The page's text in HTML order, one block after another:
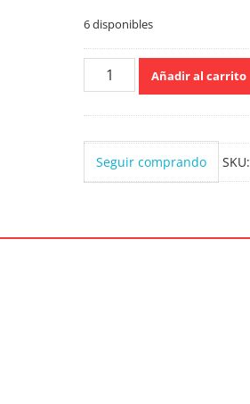
6 disponibles
Lovyc
Toallitas
Sensible
cantidad
Añadir al carrito
Seguir comprando SKU: